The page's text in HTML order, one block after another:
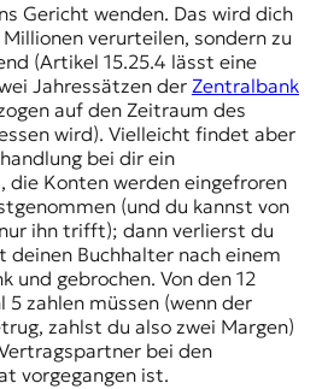
Gericht wenden. Das wird dich
verurteilen, sondern zu
(Artikel 15.25.4 lässt eine
Jahressätzen der Zentralbank
auf den Zeitraum des
wird). Vielleicht findet aber
bei dir ein
die Konten werden eingefroren
(und du kannst von
ihn trifft); dann verlierst du
deinen Buchhalter nach einem
und gebrochen. Von den 12
zahlen müssen (wenn der
zahlst du also zwei Margen)
bei den
vorgegangen ist.